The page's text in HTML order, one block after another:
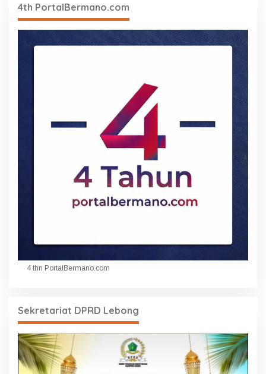
4th PortalBermano.com
4 thn PortalBermano.com
Sekretariat DPRD Lebong